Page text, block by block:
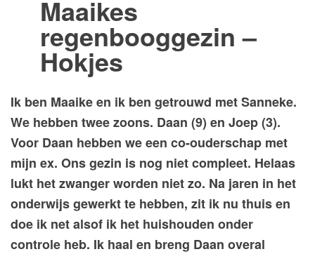
Maaikes
regenbooggezin –
Hokjes
Ik ben Maaike en ik ben getrouwd met Sanneke.
We hebben twee zoons. Daan (9) en Joep (3).
Voor Daan hebben we een co-ouderschap met
mijn ex. Ons gezin is nog niet compleet. Helaas
lukt het zwanger worden niet zo. Na jaren in het
onderwijs gewerkt te hebben, zit ik nu thuis en
doe ik net alsof ik het huishouden onder
controle heb. Ik haal en breng Daan overal